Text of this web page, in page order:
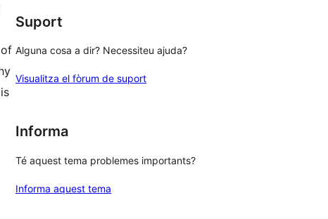
Suport
Alguna cosa a dir? Necessiteu ajuda?
Visualitza el fòrum de suport
Informa
Té aquest tema problemes importants?
Informa aquest tema